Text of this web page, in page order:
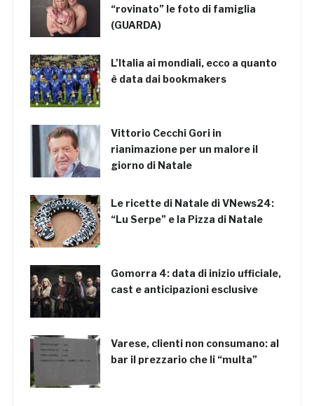
“rovinato” le foto di famiglia
(GUARDA)
L’Italia ai mondiali, ecco a quanto
è data dai bookmakers
Vittorio Cecchi Gori in
rianimazione per un malore il
giorno di Natale
Le ricette di Natale di VNews24:
“Lu Serpe” e la Pizza di Natale
Gomorra 4: data di inizio ufficiale,
cast e anticipazioni esclusive
Varese, clienti non consumano: al
bar il prezzario che li “multa”